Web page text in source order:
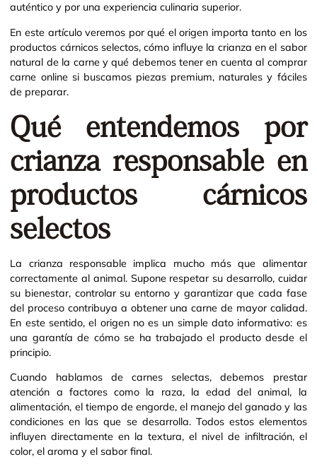
auténtico y por una experiencia culinaria superior.
En este artículo veremos por qué el origen importa tanto en los
productos cárnicos selectos, cómo influye la crianza en el sabor
natural de la carne y qué debemos tener en cuenta al comprar
carne online si buscamos piezas premium, naturales y fáciles
de preparar.
Qué entendemos por
crianza responsable en
productos cárnicos
selectos
La crianza responsable implica mucho más que alimentar
correctamente al animal. Supone respetar su desarrollo, cuidar
su bienestar, controlar su entorno y garantizar que cada fase
del proceso contribuya a obtener una carne de mayor calidad.
En este sentido, el origen no es un simple dato informativo: es
una garantía de cómo se ha trabajado el producto desde el
principio.
Cuando hablamos de carnes selectas, debemos prestar
atención a factores como la raza, la edad del animal, la
alimentación, el tiempo de engorde, el manejo del ganado y las
condiciones en las que se desarrolla. Todos estos elementos
influyen directamente en la textura, el nivel de infiltración, el
color, el aroma y el sabor final.